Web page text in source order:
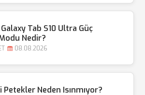
Tab S10 Ultra Güç
Nedir?
08.08.2026
Petekler Neden Isınmıyor?